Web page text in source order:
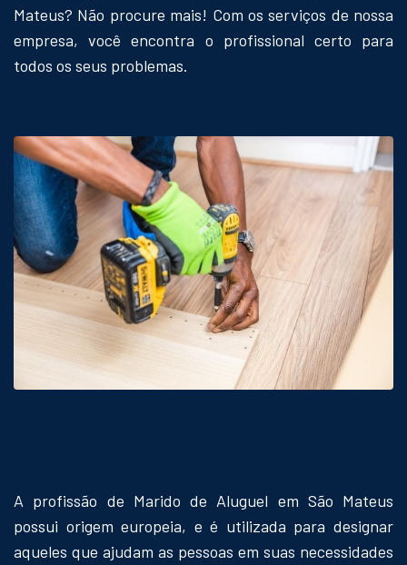
Mateus? Não procure mais! Com os serviços de nossa
empresa, você encontra o profissional certo para
todos os seus problemas.
A profissão de Marido de Aluguel em São Mateus
possui origem europeia, e é utilizada para designar
aqueles que ajudam as pessoas em suas necessidades